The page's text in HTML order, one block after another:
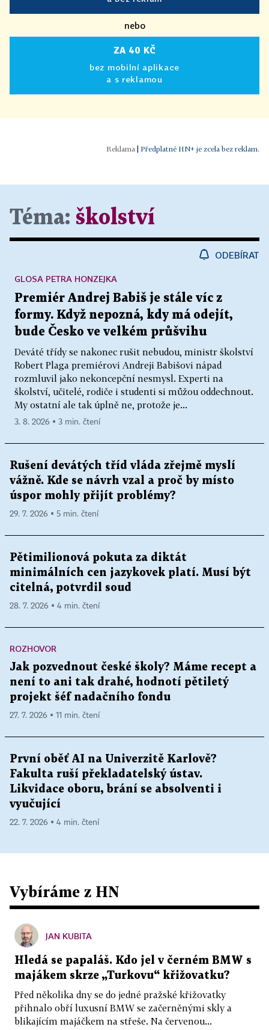
nebo
ZA 40 KČ
bez mobilní aplikace
a s reklamou
Předplatné HN+ je zcela bez reklam.
Téma: školství
ODEBÍRAT
Premiér Andrej Babiš je stále víc z
formy. Když nepozná, kdy má odejít,
bude Česko ve velkém průšvihu
Deváté třídy se nakonec rušit nebudou, ministr školství
Robert Plaga premiérovi Andreji Babišovi nápad
rozmluvil jako nekoncepční nesmysl. Experti na
školství, učitelé, rodiče i studenti si můžou oddechnout.
My ostatní ale tak úplně ne, protože je...
GLOSA PETRA HONZEJKA
3. 8. 2026 ▪ 3 min. čtení
Rušení devátých tříd vláda zřejmě myslí
vážně. Kde se návrh vzal a proč by místo
úspor mohly přijít problémy?
29. 7. 2026 ▪ 5 min. čtení
Pětimilionová pokuta za diktát
minimálních cen jazykovek platí. Musí být
citelná, potvrdil soud
28. 7. 2026 ▪ 4 min. čtení
ROZHOVOR
Jak pozvednout české školy? Máme recept a
není to ani tak drahé, hodnotí pětiletý
projekt šéf nadačního fondu
27. 7. 2026 ▪ 11 min. čtení
První oběť AI na Univerzitě Karlově?
Fakulta ruší překladatelský ústav.
Likvidace oboru, brání se absolventi i
vyučující
22. 7. 2026 ▪ 4 min. čtení
Vybíráme z HN
JAN KUBITA
Hledá se papaláš. Kdo jel v černém BMW s
majákem skrze „Turkovu“ křižovatku?
Před několika dny se do jedné pražské křižovatky
přihnalo obří luxusní BMW se začerněnými skly a
blikajícím majáčkem na střeše. Na červenou...